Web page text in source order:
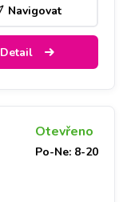
Navigovat
Detail
Otevřeno
Po-Ne: 8-20